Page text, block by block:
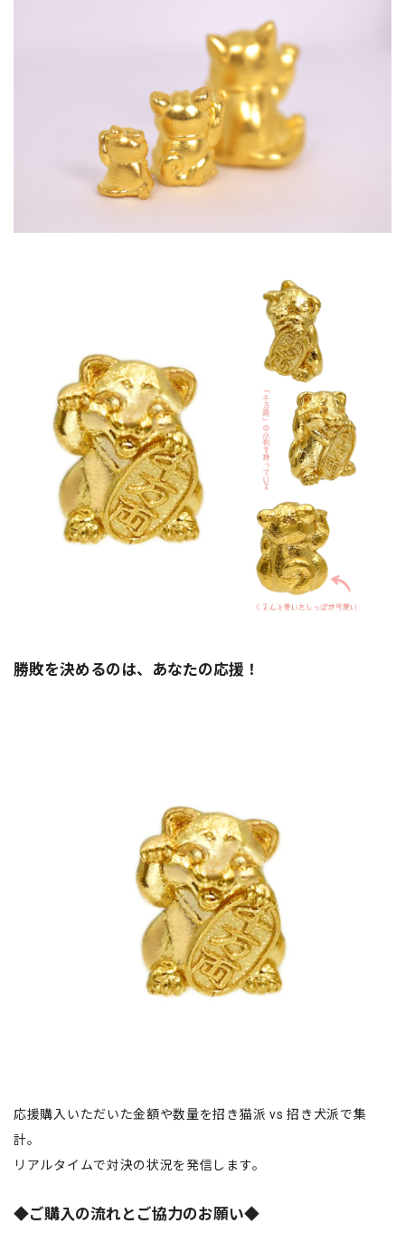
勝敗を決めるのは、あなたの応援！
応援購入いただいた金額や数量を招き猫派 vs 招き犬派で集
計。
リアルタイムで対決の状況を発信します。
◆ご購入の流れとご協力のお願い◆